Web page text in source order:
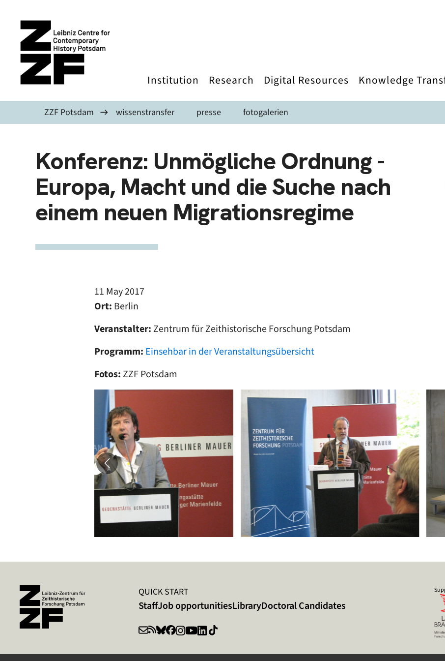
Institution Research Digital Resources Knowledge
ZZF Potsdam wissenstransfer presse fotogalerien
Konferenz: Unmögliche Ordnung -
Europa, Macht und die Suche nach
einem neuen Migrationsregime
11 May 2017
Ort: Berlin
Veranstalter:Zentrum für Zeithistorische Forschung Potsdam
Programm: Einsehbar in der Veranstaltungsübersicht
Fotos:ZZF Potsdam
QUICK START
StaffJob opportunitiesLibraryDoctoral Candidates